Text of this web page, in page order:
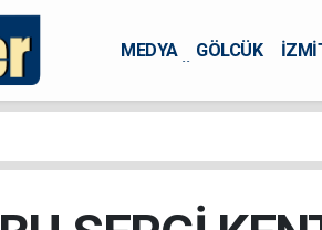
MEDYA GÖLCÜK